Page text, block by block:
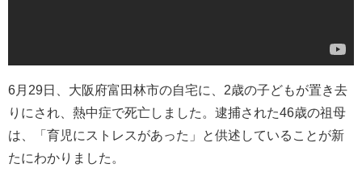
6月29日、大阪府富田林市の自宅に、2歳の子どもが置き去
りにされ、熱中症で死亡しました。逮捕された46歳の祖母
は、「育児にストレスがあった」と供述していることが新
たにわかりました。